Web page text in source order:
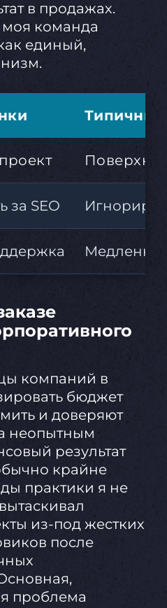
в продажах.
команда
единый,
Типичные
за SEO
компаний в
бюджет
и доверяют
неопытным
результат
крайне
практики я не
из-под жестких
после
проблема